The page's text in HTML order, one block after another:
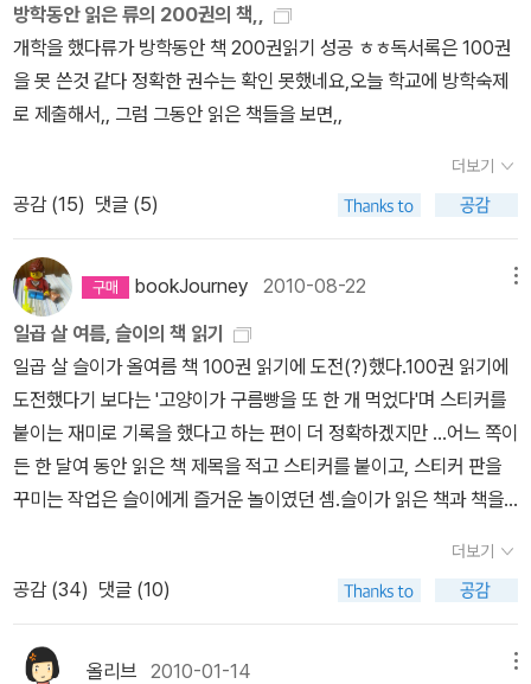
군터 파울리의 책들은 착한 가격
이라니... 각 권 2,800원~!!! 반값도서 2편은 여기까지~
방학동안 읽은 류의 200권의 책,,
개학을 했다류가 방학동안 책 200권읽기 성공 ㅎㅎ독서록은 100권
을 못 쓴것 같다 정확한 권수는 확인 못했네요,오늘 학교에 방학숙제
로 제출해서,, 그럼 그동안 읽은 책들을 보면,,
더보기
공감 (15) 댓글 (5)
bookJourney 2010-08-22
일곱 살 여름, 슬이의 책 읽기
일곱 살 슬이가 올여름 책 100권 읽기에 도전(?)했다.100권 읽기에
도전했다기 보다는 '고양이가 구름빵을 또 한 개 먹었다'며 스티커를
붙이는 재미로 기록을 했다고 하는 편이 더 정확하겠지만 ...어느 쪽이
든 한 달여 동안 읽은 책 제목을 적고 스티커를 붙이고, 스티커 판을
꾸미는 작업은 슬이에게 즐거운 놀이였던 셈.슬이가 읽은 책과 책을
에 착 달라붙는 맛이 있어 첫째, 둘째 아이 모두 즐겨읽는 책. 올 여름
에는 몇 번씩 반복해서 읽고 또 읽고~.슬이 손에 쏙 들어가는 보드북,
메이지 이야기도 읽고 또 읽고~. 이번에는 난데없이 '메이지가 여자
였어?' (음, 엄마가 그런 생각을 한 건 꽤 오래되었는데, 이제서야 눈
더보기
공감 (34) 댓글 (10)
올리브 2010-01-14